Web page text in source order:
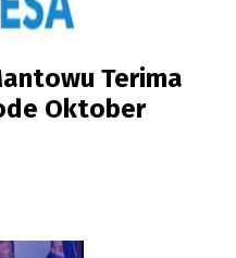
Terima
Oktober